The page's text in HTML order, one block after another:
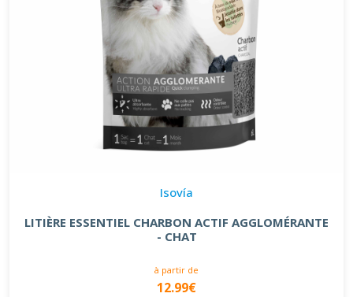
Isovía
LITIÈRE ESSENTIEL CHARBON ACTIF AGGLOMÉRANTE
- CHAT
à partir de
12.99€